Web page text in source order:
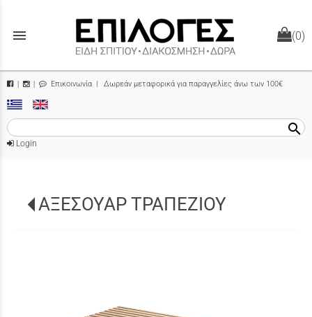
menu (0)
| Επικοινωνία | Δωρεάν μεταφορικά για παραγγελίες άνω των 100€
search
Login
ΑΞΕΣΟΥΑΡ ΤΡΑΠΕΖΙΟΥ